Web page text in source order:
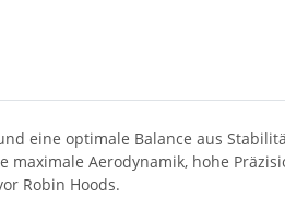
eine optimale Balance aus
Aerodynamik, hohe
Robin Hoods.